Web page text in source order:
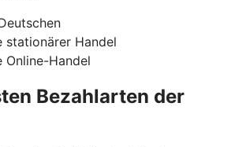
stationärer Handel
Online-Handel
Bezahlarten der